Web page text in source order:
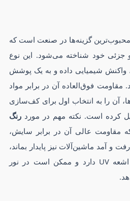
گزینه‌ها در صنعت است که
جزئی خود شناخته می‌شود. این نوع
واکنش شیمیایی داده و به یک پوشش
فوق‌العاده آن در برابر مواد
آن را به انتخاب اول برای کف‌سازی
کرده است. نکته مهم در مورد رنگ
مقاومت عالی آن در برابر سایش،
آمد ماشین‌آلات نیز پایدار بماند،
اما مقاومت کمی در برابر اشعه UV دارد و ممکن است در نور